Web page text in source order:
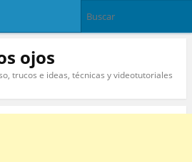
ojos
trucos e ideas, técnicas y videotutoriales